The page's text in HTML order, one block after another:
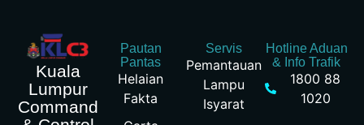
Kuala
Lumpur
Command
Pautan
Pantas
Helaian
Fakta
Servis
Pemantauan
Lampu
Isyarat
Hotline Aduan
& Info Trafik
1800 88
1020